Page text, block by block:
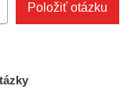
Položiť otázku